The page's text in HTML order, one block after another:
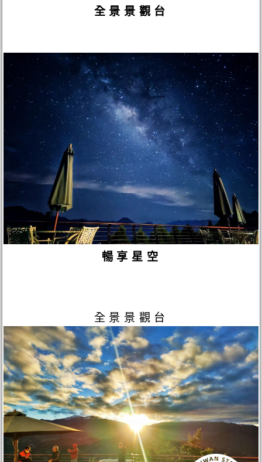
全景景觀台
暢享星空
全景景觀台